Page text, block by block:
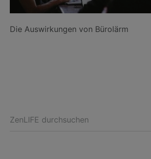
Die Auswirkungen von Bürolärm